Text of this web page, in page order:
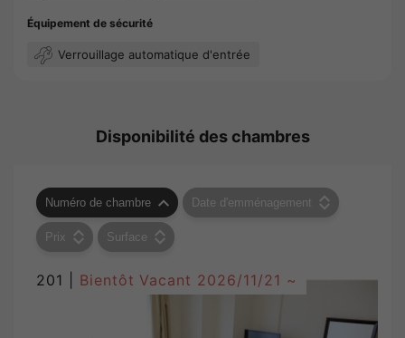
Équipement de sécurité
Verrouillage automatique d'entrée
Disponibilité des chambres
Numéro de chambre Date d'emménagement
Prix Surface
201 | Bientôt Vacant 2026/11/21 ~